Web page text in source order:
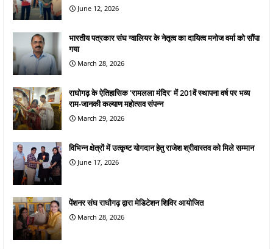
June 12, 2026
भारतीय पत्रकार संघ ग्वालियर के नेतृत्व का दायित्व मनोज वर्मा को सौंपा
गया
March 28, 2026
राघोगढ़ के ऐतिहासिक 'रामलला मंदिर' में 201वें स्थापना वर्ष पर भव्य
राम-जानकी कल्याण महोत्सव संपन्न
March 29, 2026
विभिन्न क्षेत्रों में उत्कृष्ट योगदान हेतु राजेश श्रीवास्तव को मिले सम्मान
June 17, 2026
पेंशनर संघ राघौगढ़ द्वारा मेडिटेशन शिविर आयोजित
March 28, 2026